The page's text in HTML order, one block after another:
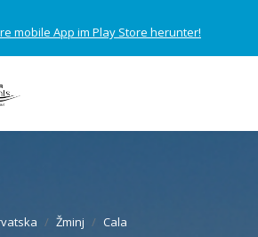
mobile App im Play Store herunter!
Žminj Cala